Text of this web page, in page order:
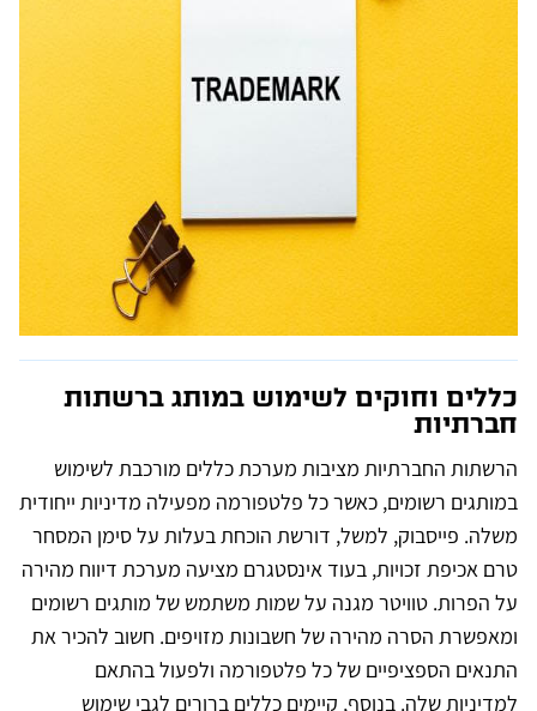
כללים וחוקים לשימוש במותג ברשתות
חברתיות
הרשתות החברתיות מציבות מערכת כללים מורכבת לשימוש
במותגים רשומים, כאשר כל פלטפורמה מפעילה מדיניות ייחודית
משלה. פייסבוק, למשל, דורשת הוכחת בעלות על סימן המסחר
טרם אכיפת זכויות, בעוד אינסטגרם מציעה מערכת דיווח מהירה
על הפרות. טוויטר מגנה על שמות משתמש של מותגים רשומים
ומאפשרת הסרה מהירה של חשבונות מזויפים. חשוב להכיר את
התנאים הספציפיים של כל פלטפורמה ולפעול בהתאם
למדיניות שלה. בנוסף, קיימים כללים ברורים לגבי שימוש